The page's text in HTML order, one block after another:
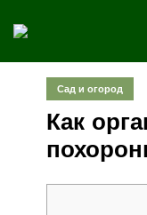
Сад и огород
Как